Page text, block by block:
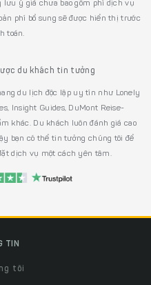
lưu ý giá chưa bao gồm phí dịch vụ
phí bổ sung sẽ được hiển thị trước
toán.
du khách tin tưởng
du lịch độc lập uy tín như Lonely
Insight Guides, DuMont Reise-
khác. Du khách luôn đánh giá cao
bạn có thể tin tưởng chúng tôi để
dịch vụ một cách yên tâm.
TIN
tôi